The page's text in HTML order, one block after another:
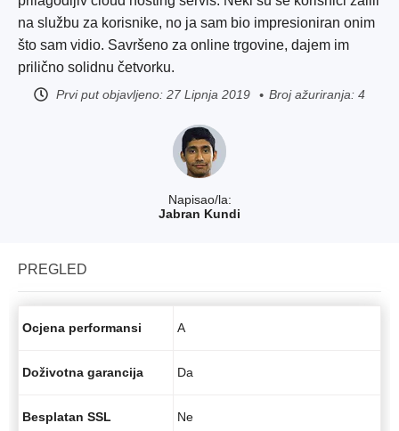
Napisao/la:
Jabran Kundi
na službu za korisnike, no ja sam bio impresioniran onim
što sam vidio. Savršeno za online trgovine, dajem im
prilično solidnu četvorku.
Prvi put objavljeno: 27 Lipnja 2019 Broj ažuriranja: 4
PREGLED
Ocjena performansi A
Doživotna garancija Da
Besplatan SSL Ne